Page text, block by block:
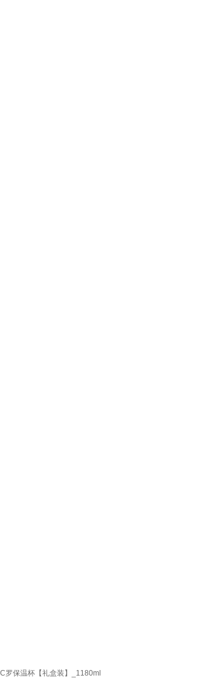
罗保温杯【礼盒装】_1180ml